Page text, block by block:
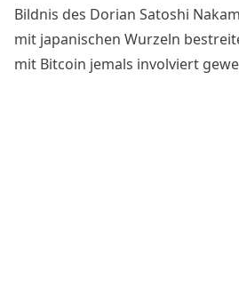
Bildnis des Dorian Satoshi
mit japanischen Wurzeln
mit Bitcoin jemals involviert